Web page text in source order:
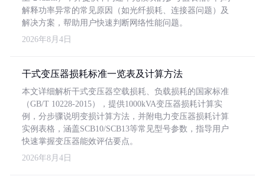
解释功率异常的常见原因（如光纤损耗、连接器问题）及
解决方案，帮助用户快速判断网络性能问题。
2026年8月4日
干式变压器损耗标准一览表及计算方法
本文详细解析干式变压器空载损耗、负载损耗的国家标准
（GB/T 10228-2015），提供1000kVA变压器损耗计算实
例，分步骤说明变损计算方法，并附电力变压器损耗计算
实例表格，涵盖SCB10/SCB13等常见型号参数，指导用户
快速掌握变压器能效评估要点。
2026年8月4日